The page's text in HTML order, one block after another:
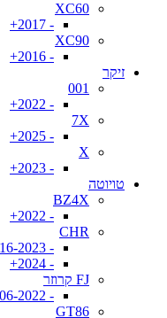
XC60
- 2017+
XC90
- 2016+
זיקר
001
- 2022+
7X
- 2025+
X
- 2023+
טויוטה
BZ4X
- 2022+
CHR
- 2016-2023
- 2024+
FJ קרוזר
- 2006-2022
GT86